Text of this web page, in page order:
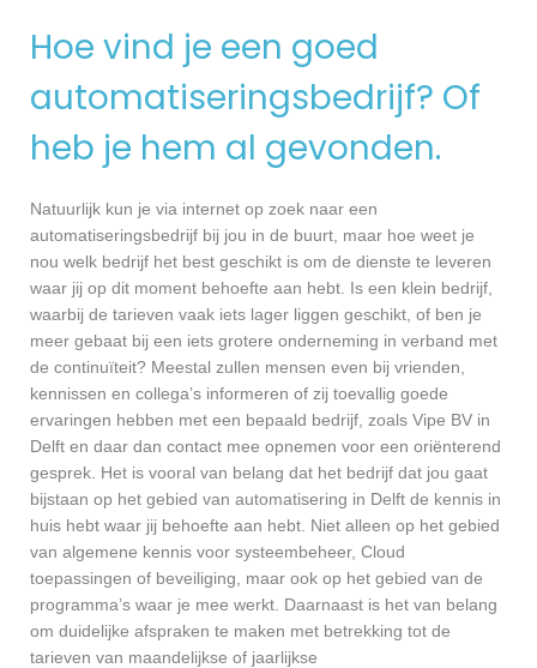
Hoe vind je een goed
automatiseringsbedrijf? Of
heb je hem al gevonden.
Natuurlijk kun je via internet op zoek naar een
automatiseringsbedrijf bij jou in de buurt, maar hoe weet je
nou welk bedrijf het best geschikt is om de dienste te leveren
waar jij op dit moment behoefte aan hebt. Is een klein bedrijf,
waarbij de tarieven vaak iets lager liggen geschikt, of ben je
meer gebaat bij een iets grotere onderneming in verband met
de continuïteit? Meestal zullen mensen even bij vrienden,
kennissen en collega’s informeren of zij toevallig goede
ervaringen hebben met een bepaald bedrijf, zoals Vipe BV in
Delft en daar dan contact mee opnemen voor een oriënterend
gesprek. Het is vooral van belang dat het bedrijf dat jou gaat
bijstaan op het gebied van automatisering in Delft de kennis in
huis hebt waar jij behoefte aan hebt. Niet alleen op het gebied
van algemene kennis voor systeembeheer, Cloud
toepassingen of beveiliging, maar ook op het gebied van de
programma’s waar je mee werkt. Daarnaast is het van belang
om duidelijke afspraken te maken met betrekking tot de
tarieven van maandelijkse of jaarlijkse